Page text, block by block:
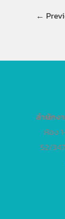
←
สำนักง
ห้อง
52/